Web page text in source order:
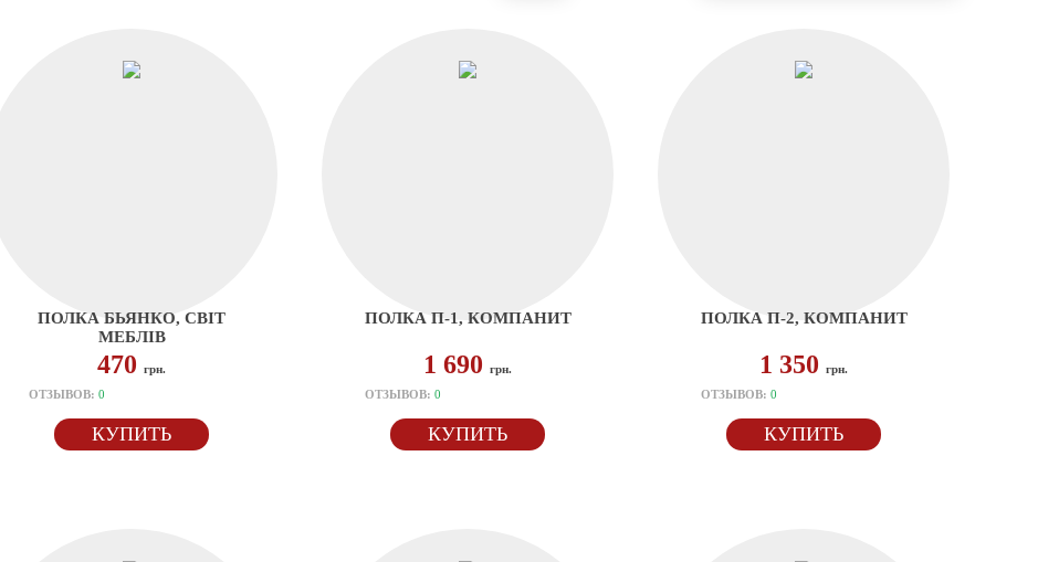
ПОЛКА БЬЯНКО, СВІТ
МЕБЛІВ
470 грн.
ОТЗЫВОВ: 0
КУПИТЬ
ПОЛКА П-1, КОМПАНИТ
1 690 грн.
ОТЗЫВОВ: 0
КУПИТЬ
ПОЛКА П-2, КОМПАНИТ
1 350 грн.
ОТЗЫВОВ: 0
КУПИТЬ